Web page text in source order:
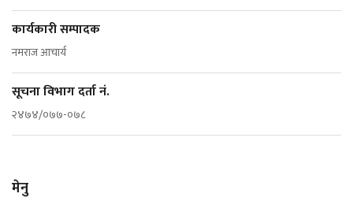
कार्यकारी सम्पादक
नमराज आचार्य
सूचना विभाग दर्ता नं.
२४७४/०७७-०७८
मेनु